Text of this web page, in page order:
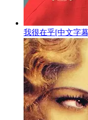
我很在乎[中文字幕